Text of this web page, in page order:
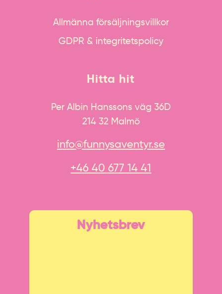
Allmänna försäljningsvillkor
GDPR & integritetspolicy
Hitta hit
Per Albin Hanssons väg 36D
214 32 Malmö
info@funnysaventyr.se
+46 40 677 14 41
Nyhetsbrev